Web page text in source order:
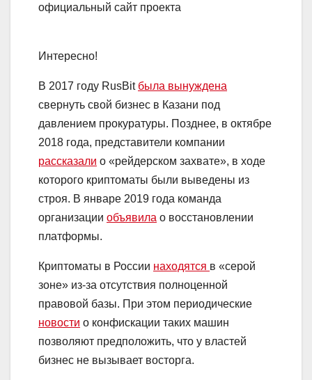
официальный сайт проекта
Интересно!
В 2017 году RusBit была вынуждена
свернуть свой бизнес в Казани под
давлением прокуратуры. Позднее, в октябре
2018 года, представители компании
рассказали о «рейдерском захвате», в ходе
которого криптоматы были выведены из
строя. В январе 2019 года команда
организации объявила о восстановлении
платформы.
Криптоматы в России находятся в «серой
зоне» из-за отсутствия полноценной
правовой базы. При этом периодические
новости о конфискации таких машин
позволяют предположить, что у властей
бизнес не вызывает восторга.